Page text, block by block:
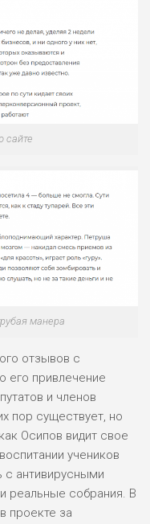
ОБЗОР
сайте
манера
отзывов с
его привлечение
и членов
пор существует, но
Осипов видит свое
учеников
с антивирусными
реальные собрания. В
проекте за